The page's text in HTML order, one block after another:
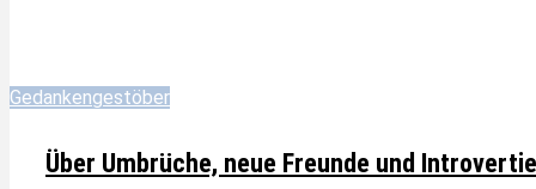
Gedankengestöber
Über Umbrüche, neue Freunde und